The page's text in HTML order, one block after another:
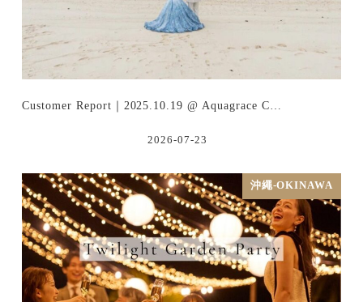
Customer Report｜2025.10.19 @ Aquagrace C…
2026-07-23
沖繩-OKINAWA